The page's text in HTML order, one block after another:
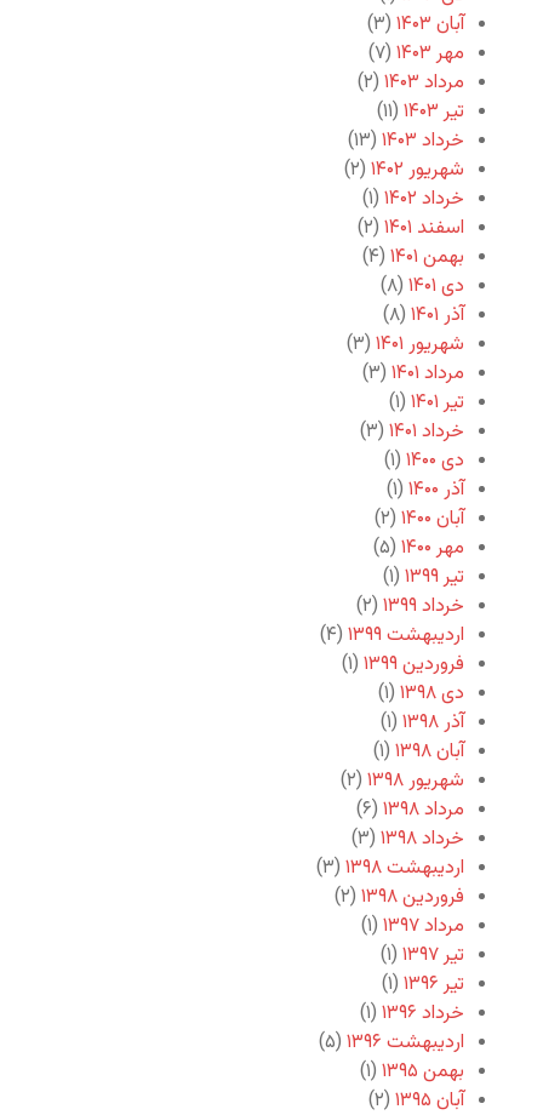
آبان ۱۴۰۳
(۳)
مهر ۱۴۰۳
(۷)
مرداد ۱۴۰۳
(۲)
تیر ۱۴۰۳
(۱۱)
خرداد ۱۴۰۳
(۱۳)
شهریور ۱۴۰۲
(۲)
خرداد ۱۴۰۲
(۱)
اسفند ۱۴۰۱
(۲)
بهمن ۱۴۰۱
(۴)
دی ۱۴۰۱
(۸)
آذر ۱۴۰۱
(۸)
شهریور ۱۴۰۱
(۳)
مرداد ۱۴۰۱
(۳)
تیر ۱۴۰۱
(۱)
خرداد ۱۴۰۱
(۳)
دی ۱۴۰۰
(۱)
آذر ۱۴۰۰
(۱)
آبان ۱۴۰۰
(۲)
مهر ۱۴۰۰
(۵)
تیر ۱۳۹۹
(۱)
خرداد ۱۳۹۹
(۲)
اردیبهشت ۱۳۹۹
(۴)
فروردین ۱۳۹۹
(۱)
دی ۱۳۹۸
(۱)
آذر ۱۳۹۸
(۱)
آبان ۱۳۹۸
(۱)
شهریور ۱۳۹۸
(۲)
مرداد ۱۳۹۸
(۶)
خرداد ۱۳۹۸
(۳)
اردیبهشت ۱۳۹۸
(۳)
فروردین ۱۳۹۸
(۲)
مرداد ۱۳۹۷
(۱)
تیر ۱۳۹۷
(۱)
تیر ۱۳۹۶
(۱)
خرداد ۱۳۹۶
(۱)
اردیبهشت ۱۳۹۶
(۵)
بهمن ۱۳۹۵
(۱)
آبان ۱۳۹۵
(۲)